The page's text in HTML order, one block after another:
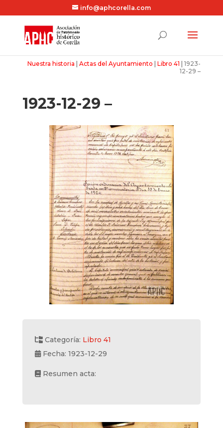
info@aphcorella.com
Nuestra historia |Actas del Ayuntamiento |Libro 41 |1923-
12-29 –
1923-12-29 –
Categoría: Libro 41
Fecha: 1923-12-29
Resumen acta: